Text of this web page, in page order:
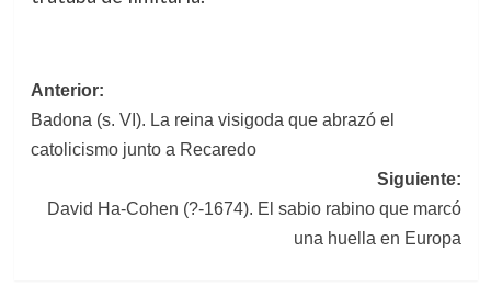
Navegación
de
entradas
Anterior:
Badona (s. VI). La reina visigoda que abrazó el
catolicismo junto a Recaredo
Siguiente:
David Ha-Cohen (?-1674). El sabio rabino que marcó
una huella en Europa